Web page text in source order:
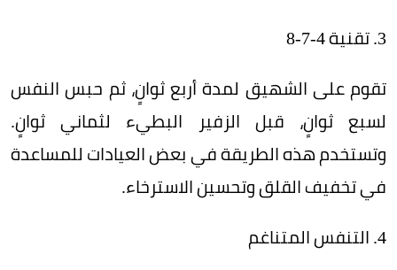
3. تقنية 4-7-8
تقوم على الشهيق لمدة أربع ثوانٍ، ثم حبس النفس
لسبع ثوانٍ، قبل الزفير البطيء لثماني ثوانٍ.
وتستخدم هذه الطريقة في بعض العيادات للمساعدة
في تخفيف القلق وتحسين الاسترخاء.
4. التنفس المتناغم